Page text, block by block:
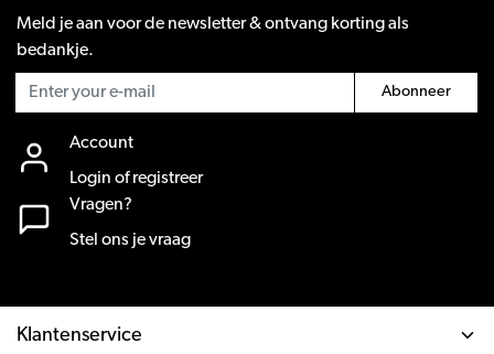
Meld je aan voor de newsletter & ontvang korting als
bedankje.
Abonneer
Account
Login of registreer
Vragen?
Stel ons je vraag
Klantenservice